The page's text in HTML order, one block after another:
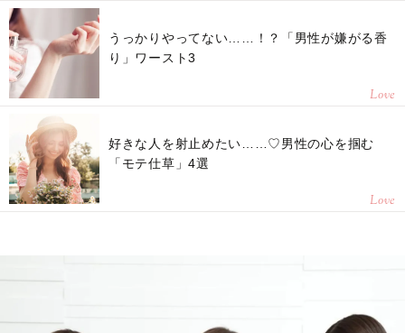
うっかりやってない……！？「男性が嫌がる香
り」ワースト3
Love
好きな人を射止めたい……♡男性の心を掴む
「モテ仕草」4選
Love